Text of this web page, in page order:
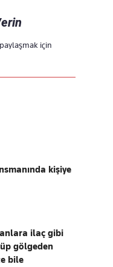
için
kişiye
ilaç gibi
gölgeden
bile